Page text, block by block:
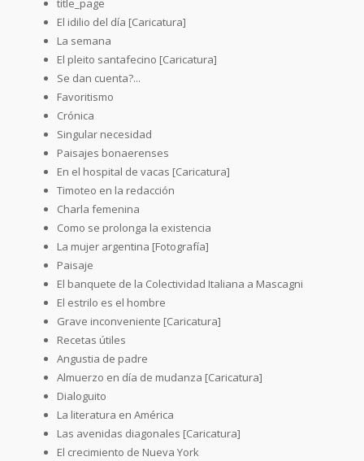
El idilio del día [Caricatura]
La semana
El pleito santafecino [Caricatura]
Se dan cuenta?...
Favoritismo
Crónica
Singular necesidad
Paisajes bonaerenses
En el hospital de vacas [Caricatura]
Timoteo en la redacción
Charla femenina
Como se prolonga la existencia
La mujer argentina [Fotografía]
Paisaje
El banquete de la Colectividad Italiana a Mascagni
El estrilo es el hombre
Grave inconveniente [Caricatura]
Recetas útiles
Angustia de padre
Almuerzo en día de mudanza [Caricatura]
Dialoguito
La literatura en América
Las avenidas diagonales [Caricatura]
El crecimiento de Nueva York